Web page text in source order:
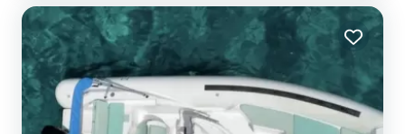
brandstofkosten zijn niet inbegrepen in de verhuurprijs. De
brandstof...